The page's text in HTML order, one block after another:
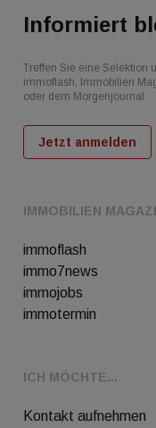
IMMOBILIEN
immoflash
immo7news
immojobs
immotermin
ICH MÖCHTE...
Kontakt aufnehmen
Informiert
Treffen Sie eine Selektion
immoflash, Immobilien
oder dem Morgenjournal
Jetzt anmelden